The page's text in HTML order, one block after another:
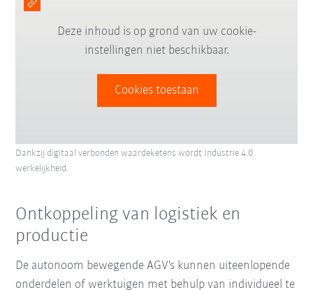
Deze inhoud is op grond van uw cookie-
instellingen niet beschikbaar.
Cookies toestaan
Dankzij digitaal verbonden waardeketens wordt Industrie 4.0
werkelijkheid.
Ontkoppeling van logistiek en
productie
De autonoom bewegende AGV's kunnen uiteenlopende
onderdelen of werktuigen met behulp van individueel te